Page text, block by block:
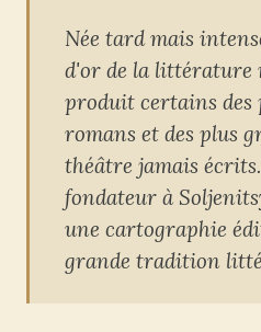
Née tard mais
d'or de la littérature
produit certains des
romans et des plus
théâtre jamais
fondateur à
une cartographie
grande tradition